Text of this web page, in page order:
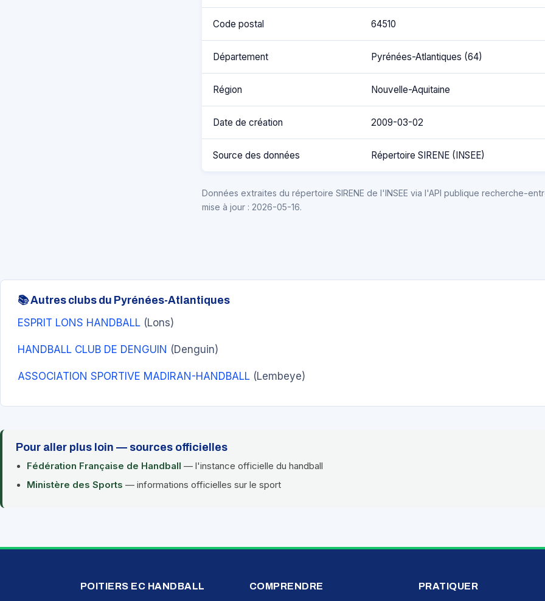
Code postal 64510
Département Pyrénées-Atlantiques (64)
Région Nouvelle-Aquitaine
Date de création 2009-03-02
Source des données Répertoire SIRENE (INSEE)
Données extraites du répertoire SIRENE de l'INSEE via l'API publique recherche-
mise à jour : 2026-05-16.
📚 Autres clubs du Pyrénées-Atlantiques
ESPRIT LONS HANDBALL (Lons)
HANDBALL CLUB DE DENGUIN (Denguin)
ASSOCIATION SPORTIVE MADIRAN-HANDBALL (Lembeye)
Pour aller plus loin — sources officielles
Fédération Française de Handball — l'instance officielle du handball
Ministère des Sports — informations officielles sur le sport
POITIERS EC HANDBALL
COMPRENDRE PRATIQUER